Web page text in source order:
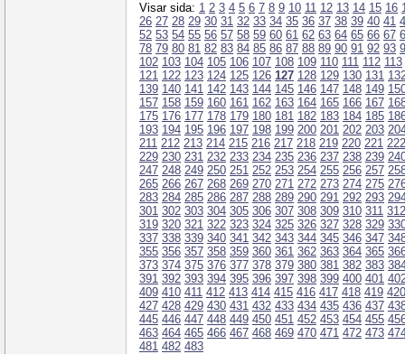
Visar sida: 1 2 3 4 5 6 7 8 9 10 11 12 13 14 15 16
26 27 28 29 30 31 32 33 34 35 36 37 38 39 40 41
52 53 54 55 56 57 58 59 60 61 62 63 64 65 66 67
78 79 80 81 82 83 84 85 86 87 88 89 90 91 92 93
102 103 104 105 106 107 108 109 110 111 112 113
121 122 123 124 125 126 127 128 129 130 131
139 140 141 142 143 144 145 146 147 148 149
157 158 159 160 161 162 163 164 165 166 167
175 176 177 178 179 180 181 182 183 184 185
193 194 195 196 197 198 199 200 201 202 203
211 212 213 214 215 216 217 218 219 220 221 222
229 230 231 232 233 234 235 236 237 238 239
247 248 249 250 251 252 253 254 255 256 257
265 266 267 268 269 270 271 272 273 274 275
283 284 285 286 287 288 289 290 291 292 293
301 302 303 304 305 306 307 308 309 310 311 312
319 320 321 322 323 324 325 326 327 328 329
337 338 339 340 341 342 343 344 345 346 347
355 356 357 358 359 360 361 362 363 364 365
373 374 375 376 377 378 379 380 381 382 383
391 392 393 394 395 396 397 398 399 400 401
409 410 411 412 413 414 415 416 417 418 419 420
427 428 429 430 431 432 433 434 435 436 437
445 446 447 448 449 450 451 452 453 454 455
463 464 465 466 467 468 469 470 471 472 473
481 482 483